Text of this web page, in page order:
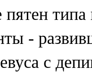
пятен
-
с